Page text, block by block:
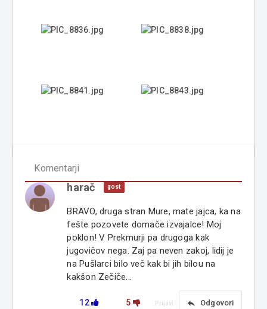
Komentarji
harač gost
BRAVO, druga stran Mure, mate jajca, ka na
fešte pozovete domače izvajalce! Moj
poklon! V Prekmurji pa drugoga kak
jugovičov nega. Zaj pa neven zakoj, lidij je
na Pušlarci bilo več kak bi jih bilou na
kakšon Zečiče...
12 5 reply Odgovori
Prijavi